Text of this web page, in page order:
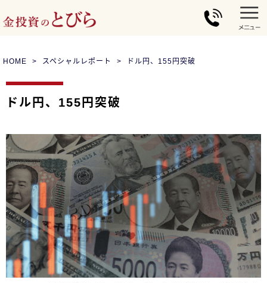
HOME スペシャルレポート ドル円、155円突破
ドル円、155円突破